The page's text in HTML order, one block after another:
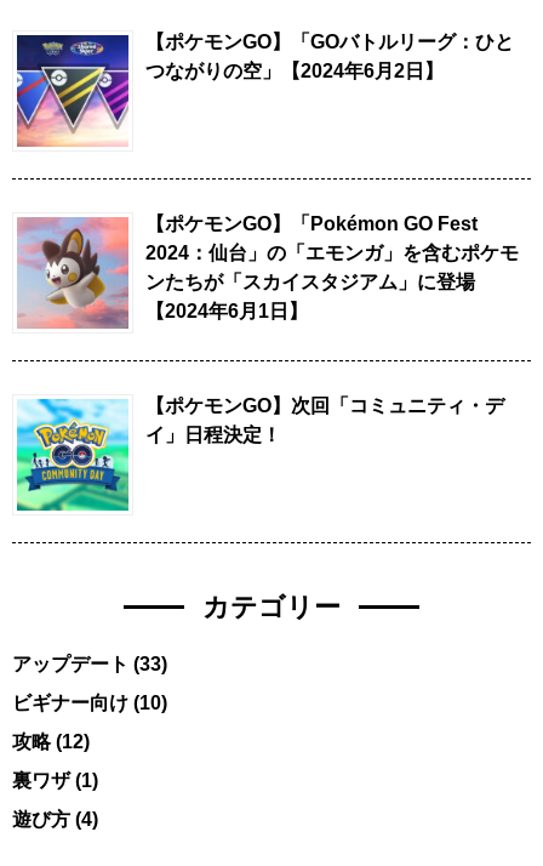
【ポケモンGO】「GOバトルリーグ：ひと
つながりの空」【2024年6月2日】
【ポケモンGO】「Pokémon GO Fest
2024：仙台」の「エモンガ」を含むポケモ
ンたちが「スカイスタジアム」に登場
【2024年6月1日】
【ポケモンGO】次回「コミュニティ・デ
イ」日程決定！
カテゴリー
アップデート (33)
ビギナー向け (10)
攻略(12)
裏ワザ(1)
遊び方 (4)